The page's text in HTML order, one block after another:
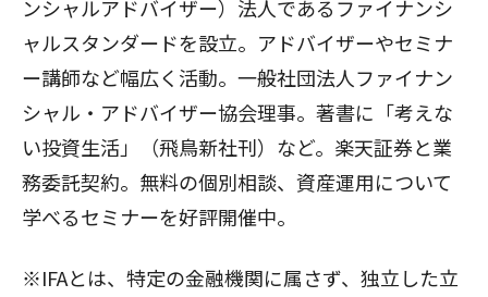
ンシャルアドバイザー）法人であるファイナンシ
ャルスタンダードを設立。アドバイザーやセミナ
ー講師など幅広く活動。一般社団法人ファイナン
シャル・アドバイザー協会理事。著書に「考えな
い投資生活」（飛鳥新社刊）など。楽天証券と業
務委託契約。 無料の個別相談、 資産運用について
学べるセミナーを好評開催中。
※IFAとは、特定の金融機関に属さず、独立した立